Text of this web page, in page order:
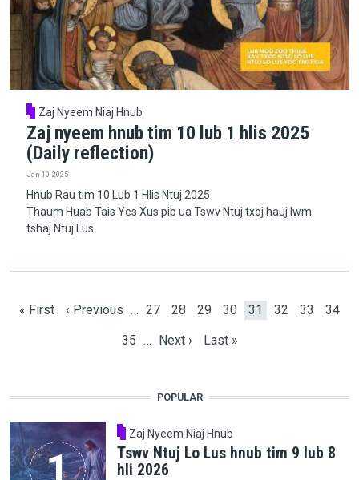
Zaj Nyeem Niaj Hnub
Zaj nyeem hnub tim 10 lub 1 hlis 2025
(Daily reflection)
Jan 10, 2025
Hnub Rau tim 10 Lub 1 Hlis Ntuj 2025
Thaum Huab Tais Yes Xus pib ua Tswv Ntuj txoj hauj lwm
tshaj Ntuj Lus
First page
« First Previous page
‹ Previous … Page
27 Page
28 Page
29 Page
30 Current page
31 Page
32 Page
33 Page
34
Page
35 … Next page
Next › Last page
Last »
POPULAR
Zaj Nyeem Niaj Hnub
Tswv Ntuj Lo Lus hnub tim 9 lub 8
hli 2026